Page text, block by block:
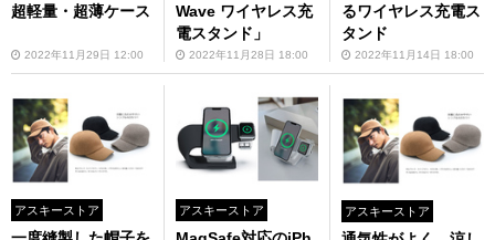
超軽量・超薄ケース
2022年11月29日 12:00
Wave ワイヤレス充
電スタンド」
2022年11月28日 18:00
るワイヤレス充電ス
タンド
2022年11月14日 18:00
アスキーストア アスキーストア アスキーストア